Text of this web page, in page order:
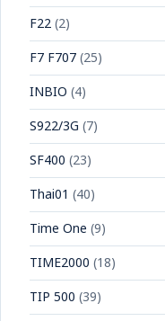
F22(2)
F7 F707(25)
INBIO (4)
S922/3G (7)
SF400 (23)
Thai01 (40)
Time One (9)
TIME2000 (18)
TIP 500 (39)